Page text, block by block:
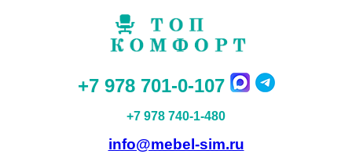
+7 978 701-0-107
+7 978 740-1-480
info@mebel-sim.ru